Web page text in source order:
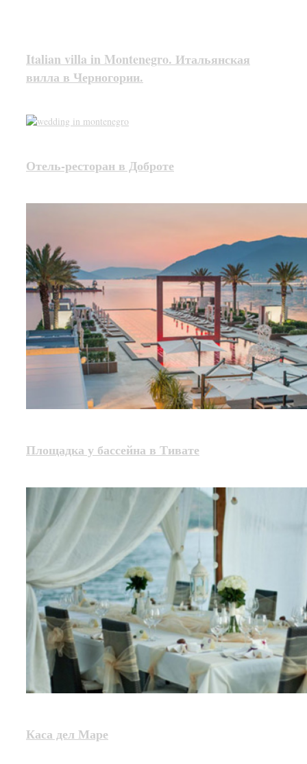
Italian villa in Montenegro. Итальянская
вилла в Черногории.
Отель-ресторан в Доброте
Площадка у бассейна в Тивате
Каса дел Маре